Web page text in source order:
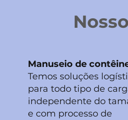
Manuseio de
Temos soluções
para todo tipo de
independente do
e com processo de